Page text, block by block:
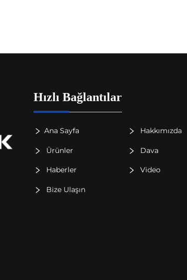
Hızlı Bağlantılar
Ana Sayfa Hakkımızda
Ürünler Dava
Haberler Video
Bize Ulaşın